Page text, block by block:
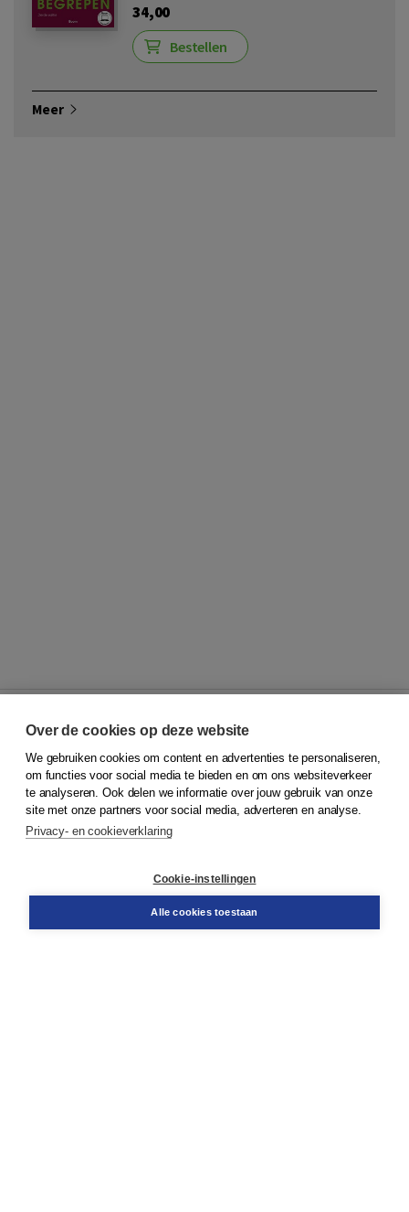
34,00
Bestellen
Meer
© 2026Koninklijke Boom uitgevers
Klantenservice
Service & informatie
Contact
Over de cookies op deze website
We gebruiken cookies om content en advertenties te personaliseren,
om functies voor social media te bieden en om ons websiteverkeer
te analyseren. Ook delen we informatie over jouw gebruik van onze
site met onze partners voor social media, adverteren en analyse.
Privacy- en cookieverklaring
Cookie-instellingen
Alle cookies toestaan